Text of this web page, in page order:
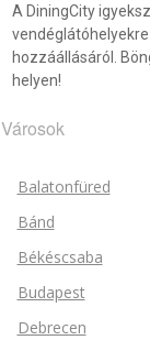
A DiningCity
hozzáállásáról.
helyen!
Városok
Balatonfüred
Bánd
Békéscsaba
Budapest
Debrecen